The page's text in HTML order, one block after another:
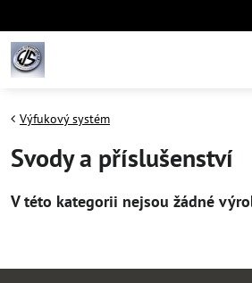
Výfukový systém
Svody a příslušenství